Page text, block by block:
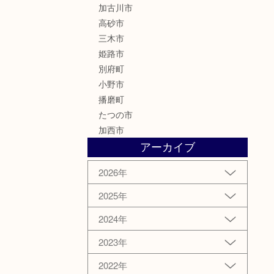
加古川市
高砂市
三木市
姫路市
別府町
小野市
播磨町
たつの市
加西市
アーカイブ
2026年
2025年
2024年
2023年
2022年